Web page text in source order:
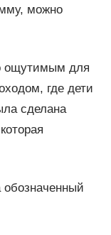
можно
ощутимым для
где дети
сделана